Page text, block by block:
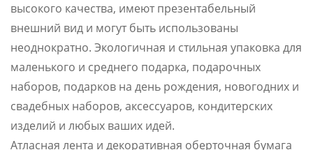
высокого качества, имеют презентабельный
внешний вид и могут быть использованы
неоднократно. Экологичная и стильная упаковка для
маленького и среднего подарка, подарочных
наборов, подарков на день рождения, новогодних и
свадебных наборов, аксессуаров, кондитерских
изделий и любых ваших идей.
Атласная лента и декоративная оберточная бумага